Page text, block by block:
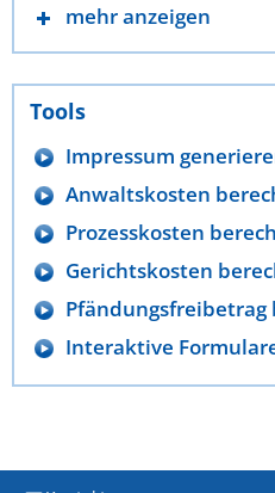
mehr anzeigen
Tools
Impressum
Anwaltskosten
Prozesskosten
Gerichtskosten
Pfändungsfreibetrag
Interaktive